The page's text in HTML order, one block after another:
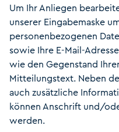
Um Ihr Anliegen
unserer Eingabemaske
personenbezogenen
sowie Ihre E-Mail-
wie den Gegenstand
Mitteilungstext. Neben
auch zusätzliche
können Anschrift und/
werden.